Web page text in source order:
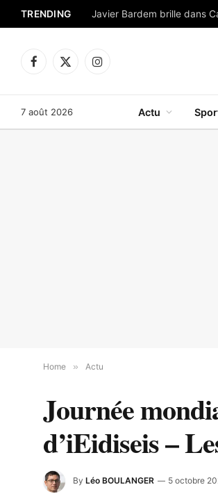
TRENDING
Facebook
X
Instagram
7 août 2026 Actu
Home » Actu
Journée
d’iEidiseis –
By Léo BOULANGER 5 octobre